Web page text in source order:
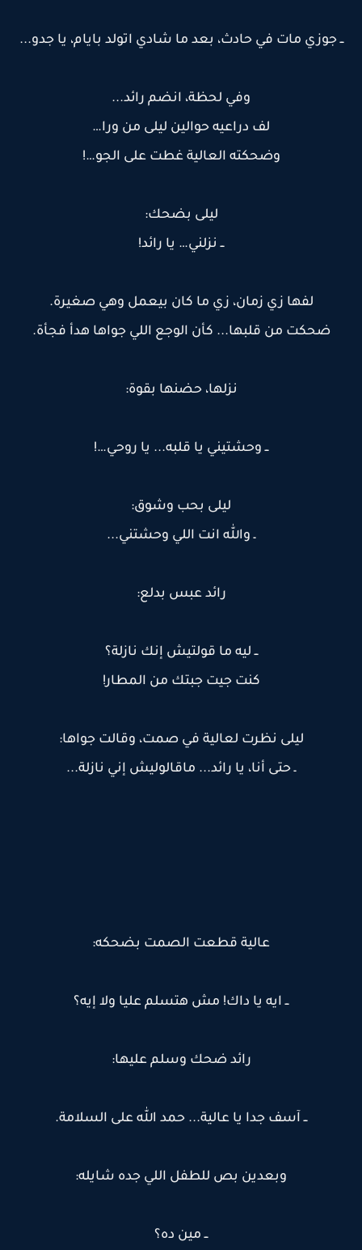
ــ جوزي مات في حادث، بعد ما شادي اتولد بايام، يا جدو...
وفي لحظة، انضم رائد...
لف دراعيه حوالين ليلى من ورا…
وضحكته العالية غطت على الجو…!
ليلى بضحك:
ــ نزلني… يا رائد!
لفها زي زمان، زي ما كان بيعمل وهي صغيرة.
ضحكت من قلبها... كأن الوجع اللي جواها هدأ فجأة.
نزلها، حضنها بقوة:
ــ وحشتيني يا قلبه... يا روحي…!
ليلى بحب وشوق:
ـ والله انت اللي وحشتني...
رائد عبس بدلع:
ــ ليه ما قولتيش إنك نازلة؟
كنت جيت جبتك من المطار!
ليلى نظرت لعالية في صمت، وقالت جواها:
ـ حتى أنا، يا رائد... ماقالوليش إني نازلة...
عالية قطعت الصمت بضحكه:
ــ ايه يا داك! مش هتسلم عليا ولا إيه؟
رائد ضحك وسلم عليها:
ــ آسف جدا يا عالية... حمد الله على السلامة.
وبعدين بص للطفل اللي جده شايله:
ــ مين ده؟